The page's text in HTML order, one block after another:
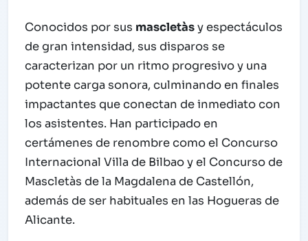
Conocidos por sus mascletàsy espectáculos
de gran intensidad, sus disparos se
caracterizan por un ritmo progresivo y una
potente carga sonora, culminando en finales
impactantes que conectan de inmediato con
los asistentes. Han participado en
certámenes de renombre como el Concurso
Internacional Villa de Bilbao y el Concurso de
Mascletàs de la Magdalena de Castellón,
además de ser habituales en las Hogueras de
Alicante.